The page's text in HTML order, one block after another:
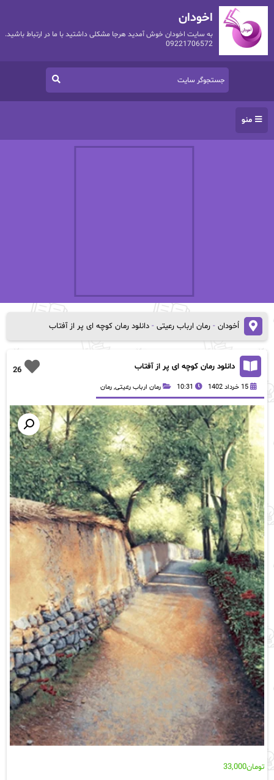
اخودان
به سایت اخودان خوش آمدید هرجا مشکلی داشتید با ما در ارتباط باشید.
09221706572
منو
اُخودان- رمان ارباب رعیتی- دانلود رمان کوچه ای پر از آفتاب
26 دانلود رمان کوچه ای پر از آفتاب
15 خرداد 1402 10:31 رمان ارباب رعیتی, رمان
تومان33,000